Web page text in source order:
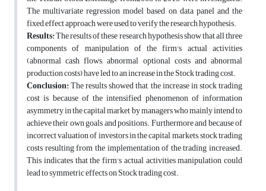
The multivariate regression model based on data panel and the
fixed effect approach were used to verify the research hypothesis.
Results:The results of these research hypothesis show that all three
components of manipulation of the firm's actual activities
(abnormal cash flows, abnormal optional costs and abnormal
production costs) have led to an increase in the Stock trading cost.
Conclusion:The results showed that, the increase in stock trading
cost is because of the intensified phenomenon of information
asymmetry in the capital market by managers who mainly intend to
achieve their own goals and positions. Furthermore and because of
incorrect valuation of investors in the capital markets, stock trading
costs resulting from the implementation of the trading increased.
This indicates that the firm's actual activities manipulation could
lead to symmetric effects on Stock trading cost.